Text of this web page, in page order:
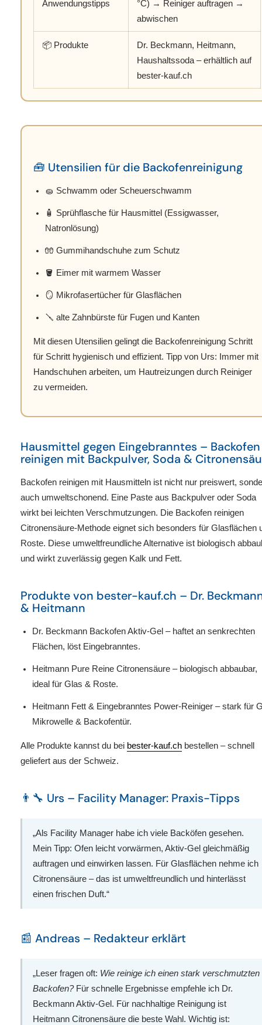
Anwendungstipps
°C) → Reiniger auftragen →
abwischen
📦 Produkte
Dr. Beckmann, Heitmann,
Haushaltssoda – erhältlich auf
bester-kauf.ch
🧰 Utensilien für die Backofenreinigung
🧽 Schwamm oder Scheuerschwamm
🧴 Sprühflasche für Hausmittel (Essigwasser,
Natronlösung)
🧤 Gummihandschuhe zum Schutz
🪣 Eimer mit warmem Wasser
🪞 Mikrofasertücher für Glasflächen
🪛 alte Zahnbürste für Fugen und Kanten
Mit diesen Utensilien gelingt die Backofenreinigung Schritt
für Schritt hygienisch und effizient. Tipp von Urs: Immer mit
Handschuhen arbeiten, um Hautreizungen durch Reiniger
zu vermeiden.
Hausmittel gegen Eingebranntes – Backofen
reinigen mit Backpulver, Soda &
Backofen reinigen mit Hausmitteln ist nicht nur preiswert,
auch umweltschonend. Eine Paste aus Backpulver oder Soda
wirkt bei leichten Verschmutzungen. Die Backofen reinigen
Citronensäure-Methode eignet sich besonders für Glasflächen
Roste. Diese umweltfreundliche Alternative ist biologisch
und wirkt zuverlässig gegen Kalk und Fett.
Produkte von bester-kauf.ch – Dr.
& Heitmann
Dr. Beckmann Backofen Aktiv-Gel – haftet an senkrechten
Flächen, löst Eingebranntes.
Heitmann Pure Reine Citronensäure – biologisch abbaubar,
ideal für Glas & Roste.
Heitmann Fett & Eingebranntes Power-Reiniger – stark für
Mikrowelle & Backofentür.
Alle Produkte kannst du bei bester-kauf.ch bestellen – schnell
geliefert aus der Schweiz.
👨🔧 Urs – Facility Manager: Praxis-Tipps
„Als Facility Manager habe ich viele Backöfen gesehen.
Mein Tipp: Ofen leicht vorwärmen, Aktiv-Gel gleichmäßig
auftragen und einwirken lassen. Für Glasflächen nehme ich
Citronensäure – das ist umweltfreundlich und hinterlässt
einen frischen Duft.“
📰 Andreas – Redakteur erklärt
„Leser fragen oft: Wie reinige ich einen stark verschmutzten
Backofen?Für schnelle Ergebnisse empfehle ich Dr.
Beckmann Aktiv-Gel. Für nachhaltige Reinigung ist
Heitmann Citronensäure die beste Wahl. Wichtig ist: